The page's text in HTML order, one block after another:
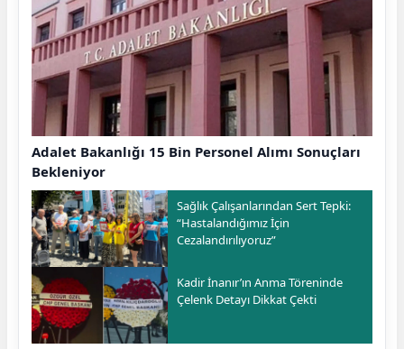
Adalet Bakanlığı 15 Bin Personel Alımı Sonuçları
Bekleniyor
Sağlık Çalışanlarından Sert Tepki:
“Hastalandığımız İçin
Cezalandırılıyoruz”
Kadir İnanır’ın Anma Töreninde
Çelenk Detayı Dikkat Çekti